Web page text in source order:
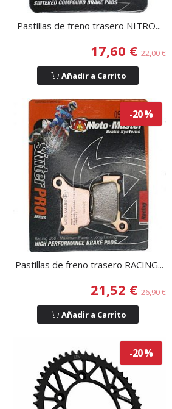
Pastillas de freno trasero NITRO...
17,60 €22,00 €
Añadir a Carrito
-20 %
Pastillas de freno trasero RACING...
21,52 €26,90 €
Añadir a Carrito
-20 %